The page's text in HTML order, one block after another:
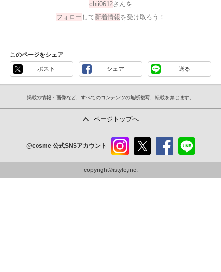
chii0612さんを
フォロー して新着情報を受け取ろう！
このページをシェア
ポスト シェア 送る
掲載の情報・画像など、すべてのコンテンツの無断複写、転載を禁じます。
ページトップへ
@cosme 公式SNSアカウント
ram
copyright©istyle,inc.